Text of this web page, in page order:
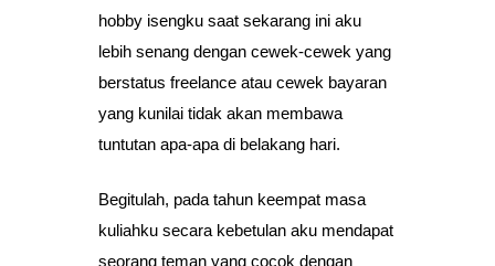
hobby isengku saat sekarang ini aku
lebih senang dengan cewek-cewek yang
berstatus freelance atau cewek bayaran
yang kunilai tidak akan membawa
tuntutan apa-apa di belakang hari.
Begitulah, pada tahun keempat masa
kuliahku secara kebetulan aku mendapat
seorang teman yang cocok dengan